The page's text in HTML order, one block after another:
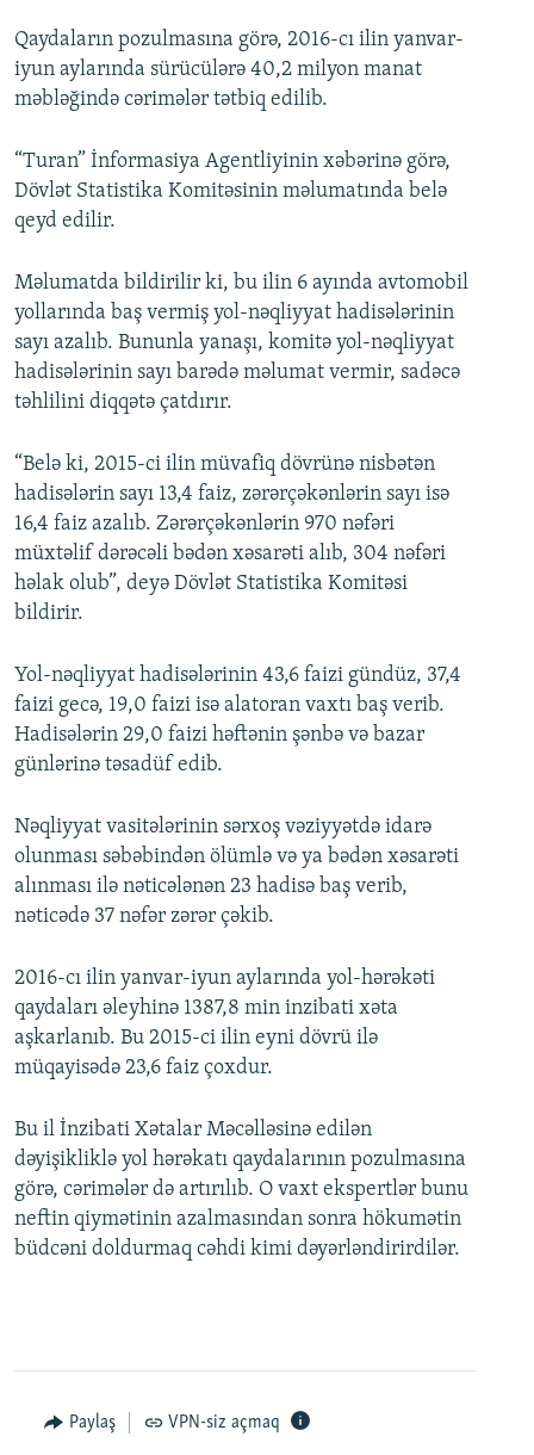
XƏBƏR BÜLLETENLƏRIMIZ
Qaydaların pozulmasına görə, 2016-cı ilin yanvar-
iyun aylarında sürücülərə 40,2 milyon manat
məbləğində cərimələr tətbiq edilib.
“Turan” İnformasiya Agentliyinin xəbərinə görə,
Dövlət Statistika Komitəsinin məlumatında belə
qeyd edilir.
Məlumatda bildirilir ki, bu ilin 6 ayında avtomobil
yollarında baş vermiş yol-nəqliyyat hadisələrinin
sayı azalıb. Bununla yanaşı, komitə yol-nəqliyyat
hadisələrinin sayı barədə məlumat vermir, sadəcə
təhlilini diqqətə çatdırır.
“Belə ki, 2015-ci ilin müvafiq dövrünə nisbətən
hadisələrin sayı 13,4 faiz, zərərçəkənlərin sayı isə
16,4 faiz azalıb. Zərərçəkənlərin 970 nəfəri
müxtəlif dərəcəli bədən xəsarəti alıb, 304 nəfəri
həlak olub”, deyə Dövlət Statistika Komitəsi
bildirir.
Yol-nəqliyyat hadisələrinin 43,6 faizi gündüz, 37,4
faizi gecə, 19,0 faizi isə alatoran vaxtı baş verib.
Hadisələrin 29,0 faizi həftənin şənbə və bazar
günlərinə təsadüf edib.
Nəqliyyat vasitələrinin sərxoş vəziyyətdə idarə
olunması səbəbindən ölümlə və ya bədən xəsarəti
alınması ilə nəticələnən 23 hadisə baş verib,
nəticədə 37 nəfər zərər çəkib.
2016-cı ilin yanvar-iyun aylarında yol-hərəkəti
qaydaları əleyhinə 1387,8 min inzibati xəta
aşkarlanıb. Bu 2015-ci ilin eyni dövrü ilə
müqayisədə 23,6 faiz çoxdur.
Bu il İnzibati Xətalar Məcəlləsinə edilən
dəyişikliklə yol hərəkatı qaydalarının pozulmasına
görə, cərimələr də artırılıb. O vaxt ekspertlər bunu
neftin qiymətinin azalmasından sonra hökumətin
büdcəni doldurmaq cəhdi kimi dəyərləndirirdilər.
Paylaş VPN-siz açmaq